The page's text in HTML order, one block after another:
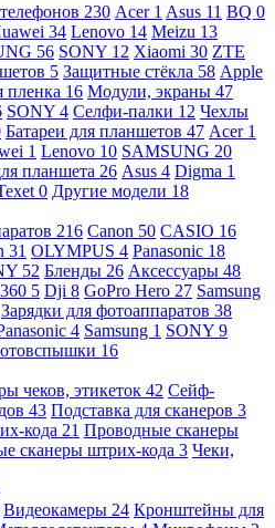
230 Acer 1 Asus 11 BQ 0
34 Lenovo 14 Meizu 13
56 SONY 12 Xiaomi 30 ZTE
5 Защитные стёкла 58 Apple
пленка 16 Модули, экраны 47
SONY 4 Селфи-палки 12 Чехлы
Батареи для планшетов 47 Acer 1
1 Lenovo 10 SAMSUNG 20
планшета 26 Asus 4 Digma 1
0 Другие модели 18
216 Canon 50 CASIO 16
31 OLYMPUS 4 Panasonic 18
52 Бленды 26 Аксессуары 48
5 Dji 8 GoPro Hero 27 Samsung
Зарядки для фотоаппаратов 38
4 Samsung 1 SONY 9
16
чеков, этикеток 42 Сейф-
43 Подставка для сканеров 3
кода 21 Проводные сканеры
сканеры штрих-кода 3 Чеки,
Видеокамеры 24 Кронштейны для